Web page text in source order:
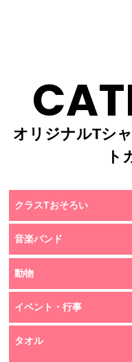
オリジナルTシ
ト
クラスTおそろい
音楽バンド
動物
イベント・行事
タオル